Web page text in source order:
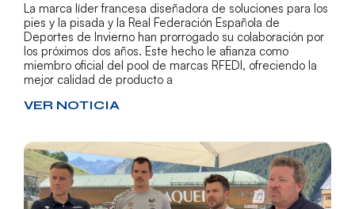
La marca líder francesa diseñadora de soluciones para los
pies y la pisada y la Real Federación Española de
Deportes de Invierno han prorrogado su colaboración por
los próximos dos años. Este hecho le afianza como
miembro oficial del pool de marcas RFEDI, ofreciendo la
mejor calidad de producto a
VER NOTICIA